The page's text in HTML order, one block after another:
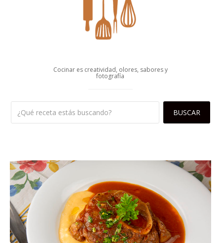
Cocinar es creatividad, olores, sabores y
fotografía